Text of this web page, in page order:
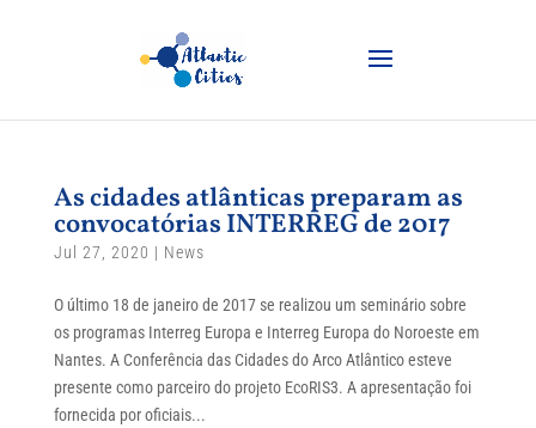
As cidades atlânticas preparam as
convocatórias INTERREG de 2017
Jul 27, 2020 | News
O último 18 de janeiro de 2017 se realizou um seminário sobre
os programas Interreg Europa e Interreg Europa do Noroeste em
Nantes. A Conferência das Cidades do Arco Atlântico esteve
presente como parceiro do projeto EcoRIS3. A apresentação foi
fornecida por oficiais...